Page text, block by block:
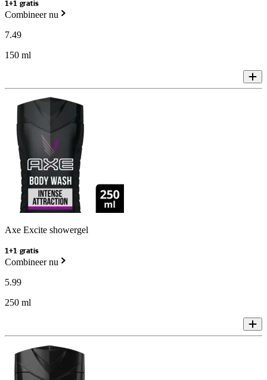
1+1 gratis
Combineer nu
7.49
150 ml
Axe Excite showergel
1+1 gratis
Combineer nu
5.99
250 ml